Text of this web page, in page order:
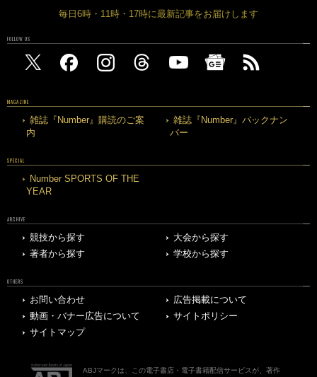
毎日6時・11時・17時に最新記事をお届けします
FOLLOW US
MAGAZINE
雑誌『Number』購読のご案
内
雑誌『Number』バックナン
バー
SPECIAL
Number SPORTS OF THE
YEAR
ARCHIVE
競技から探す
大会から探す
著者から探す
学校から探す
OTHERS
お問い合わせ
広告掲載について
動画・バナー広告について
サイトポリシー
サイトマップ
ABJマークは、この電子書店・電子書籍配信サービスが、著作